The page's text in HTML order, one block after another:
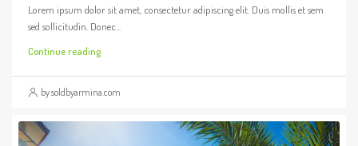
Lorem ipsum dolor sit amet, consectetur adipiscing elit. Duis mollis et sem
sed sollicitudin. Donec...
Continue reading
by soldbyarmina.com